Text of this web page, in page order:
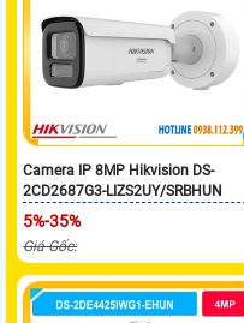
Camera IP 8MP Hikvision DS-
2CD2687G3-LIZS2UY/SRBHUN
5%-35%
Giá Gốc: